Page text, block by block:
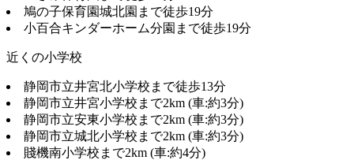
鳩の子保育園城北園まで徒歩19分
小百合キンダーホーム分園まで徒歩19分
近くの小学校
静岡市立井宮北小学校まで徒歩13分
静岡市立井宮小学校まで2km (車:約3分)
静岡市立安東小学校まで2km (車:約3分)
静岡市立城北小学校まで2km (車:約3分)
賤機南小学校まで2km (車:約4分)